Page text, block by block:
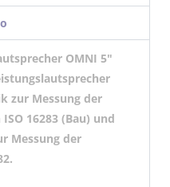
OMNI 5"
zur Messung der
16283 (Bau) und
Messung der